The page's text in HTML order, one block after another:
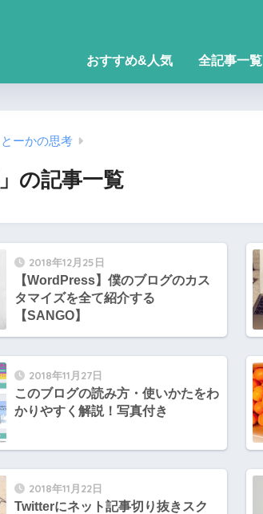
おすすめ&人気 全記事一覧
とーかの思考
」の記事一覧
2018年12月25日
【WordPress】僕のブログのカス
タマイズを全て紹介する
【SANGO】
2018年11月27日
このブログの読み方・使いかたをわ
かりやすく解説！写真付き
2018年11月22日
Twitterにネット記事切り抜きスク